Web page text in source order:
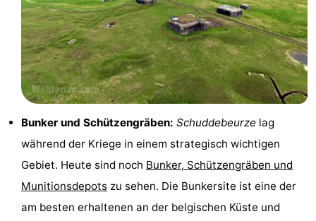
Schwimmbader
Radfahren
Wandern
Reiten
Golfplatze
Surfen
Essen
Bunker und Schützengräben: Schuddebeurze lag
während der Kriege in einem strategisch wichtigen
Gebiet. Heute sind noch Bunker, Schützengräben und
Munitionsdepots zu sehen. Die Bunkersite ist eine der
am besten erhaltenen an der belgischen Küste und